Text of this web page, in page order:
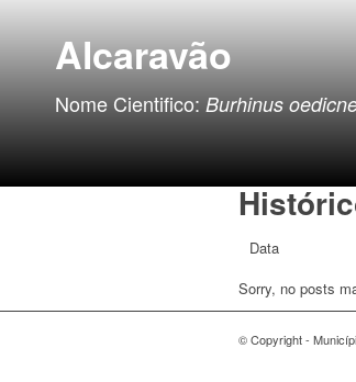
Alcaravão
Nome Cientifico: Burhinus
Data
Sorry, no posts
© Copyright -